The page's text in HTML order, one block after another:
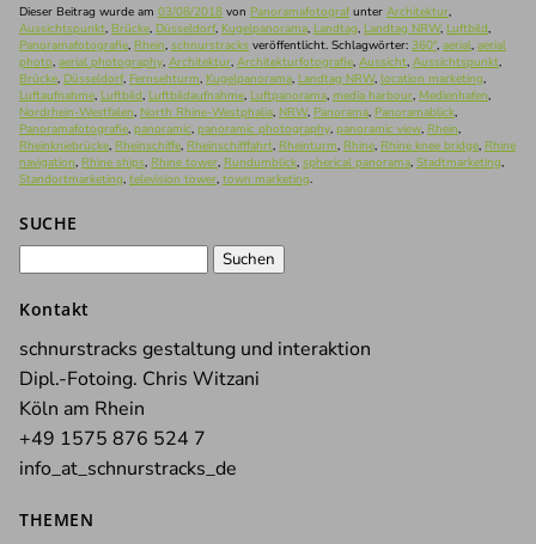
Dieser Beitrag wurde am 03/08/2018 von Panoramafotografunter Architektur,
Aussichtspunkt, Brücke, Düsseldorf, Kugelpanorama, Landtag, Landtag NRW, Luftbild,
Panoramafotografie, Rhein, schnurstracks veröffentlicht. Schlagwörter: 360°, aerial, aerial
photo, aerial photography, Architektur, Architekturfotografie, Aussicht, Aussichtspunkt,
Brücke, Düsseldorf, Fernsehturm, Kugelpanorama, Landtag NRW, location marketing,
Luftaufnahme, Luftbild, Luftbildaufnahme, Luftpanorama, media harbour, Medienhafen,
Nordrhein-Westfalen, North Rhine-Westphalia, NRW, Panorama, Panoramablick,
Panoramafotografie, panoramic, panoramic photography, panoramic view, Rhein,
Rheinkniebrücke, Rheinschiffe, Rheinschifffahrt, Rheinturm, Rhine, Rhine knee bridge, Rhine
navigation, Rhine ships, Rhine tower, Rundumblick, spherical panorama, Stadtmarketing,
Standortmarketing, television tower, town marketing.
SUCHE
Kontakt
schnurstracks gestaltung und interaktion
Dipl.-Fotoing. Chris Witzani
Köln am Rhein
+49 1575 876 524 7
info_at_schnurstracks_de
THEMEN